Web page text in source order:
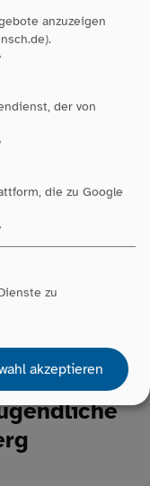
sein
stärkt
anzuzeigen
der von
die zu Google
zu
akzeptieren